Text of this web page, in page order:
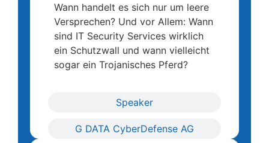
Speaker
G DATA CyberDefense AG
Wann handelt es sich nur um leere
Versprechen? Und vor Allem: Wann
sind IT Security Services wirklich
ein Schutzwall und wann vielleicht
sogar ein Trojanisches Pferd?